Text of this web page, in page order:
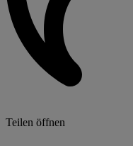
Teilen öffnen